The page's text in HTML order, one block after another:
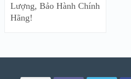
Lượng, Bảo Hành Chính
Hãng!